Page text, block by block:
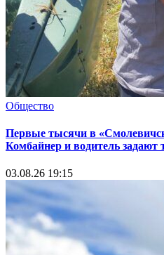
Общество
Первые тысячи в
Комбайнер и водитель задают
03.08.26 19:15